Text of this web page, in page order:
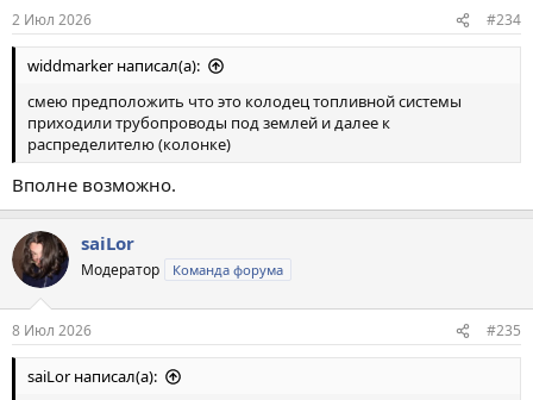
2 Июл 2026 #234
widdmarker написал(а):
смею предположить что это колодец топливной системы
приходили трубопроводы под землей и далее к
распределителю (колонке)
Вполне возможно.
saiLor
Модератор Команда форума
8 Июл 2026 #235
saiLor написал(а):